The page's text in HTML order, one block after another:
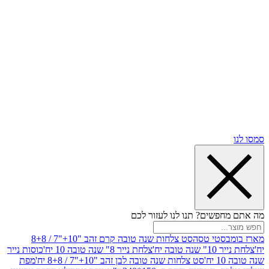
תנו לנו לעזור לכם
טסה
סט צלחות שנה טובה קרם זהב "10+"7 / 8+8
יח'
צלחת נייר 8" שנה טובה 10 יח'
כוסות נייר
סט צלחות שנה טובה לבן זהב "10+"7 / 8+8 יח'
מפת